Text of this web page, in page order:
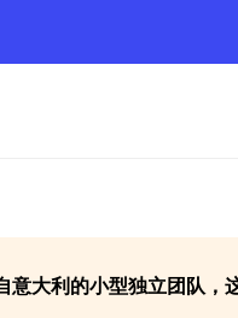
大利的小型独立团队，